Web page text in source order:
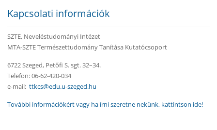
Kapcsolati információk
SZTE, Neveléstudományi Intézet
MTA-SZTE Természettudomány Tanítása Kutatócsoport
6722 Szeged, Petőfi S. sgt. 32–34.
Telefon: 06-62-420-034
e-mail: ttkcs@edu.u-szeged.hu
További információkért vagy ha írni szeretne nekünk, kattintson ide!